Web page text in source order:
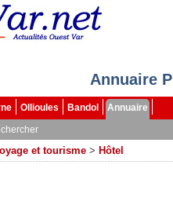
Annuaire
Ollioules Bandol
Annuaire
et tourisme > Hôtel